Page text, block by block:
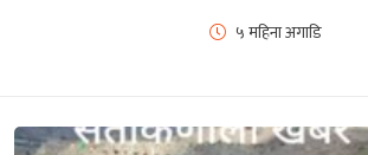
५ महिना अगाडि